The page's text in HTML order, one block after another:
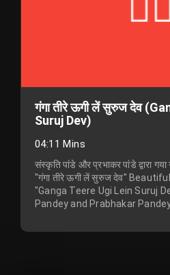
गंगा तीरे ऊगी लें सुरुज देव
Suruj Dev)
04:11 Mins
संस्कृति पांडे और प्रभाकर पांडे द्वारा
"गंगा तीरे ऊगी लें सुरुज देव"
"Ganga Teere Ugi Lein Suruj
Pandey and Prabhakar